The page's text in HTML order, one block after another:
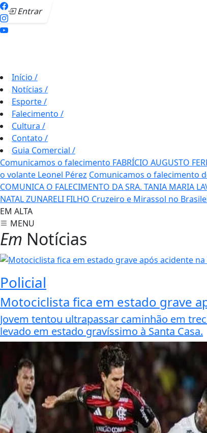
Entrar
Início /
Notícias /
Esporte/
Falecimento /
Cultura /
Contato /
Guia Comercial /
Comunicamos o falecimento FABRÍCIO AUGUSTO
o volante Leonel Pérez Comunicamos o falecimento
COMUNICA O FALECIMENTO DA SRA. TANIA MARIA
NATAL ZUNARELI FILHO Cruzeiro e Mirassol no
EM ALTA
MENU
Em Notícias
Policial
Motociclista fica em estado grave
Jovem tentou ultrapassar caminhão em
levado em estado gravíssimo à Santa Casa.